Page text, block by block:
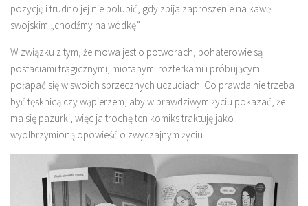
pozycję i trudno jej nie polubić, gdy zbija zaproszenie na kawę
swojskim „chodźmy na wódkę”.
W związku z tym, że mowa jest o potworach, bohaterowie są
postaciami tragicznymi, miotanymi rozterkami i próbującymi
połapać się w swoich sprzecznych uczuciach. Co prawda nie trzeba
być tęsknicą czy wąpierzem, aby w prawdziwym życiu pokazać, że
ma się pazurki, więc ja trochę ten komiks traktuję jako
wyolbrzymioną opowieść o zwyczajnym życiu.